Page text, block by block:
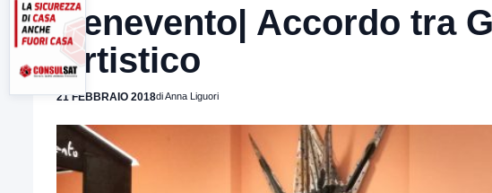
Benevento| Accordo tra
Artistico
21 FEBBRAIO 2018di Anna Liguori